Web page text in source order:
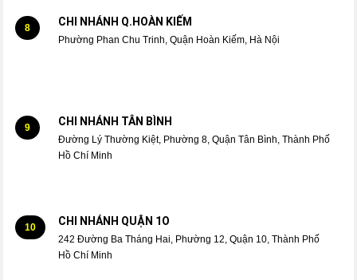
8 CHI NHÁNH Q.HOÀN KIẾM
Phường Phan Chu Trinh, Quận Hoàn Kiếm, Hà Nội
9 CHI NHÁNH TÂN BÌNH
Đường Lý Thường Kiệt, Phường 8, Quận Tân Bình, Thành Phố
Hồ Chí Minh
10 CHI NHÁNH QUẬN 1O
242 Đường Ba Tháng Hai, Phường 12, Quận 10, Thành Phố
Hồ Chí Minh